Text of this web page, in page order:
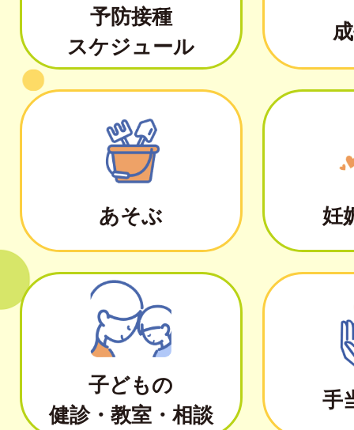
予防接種
スケジュール
あそぶ 妊
子どもの
健診・教室・相談
手